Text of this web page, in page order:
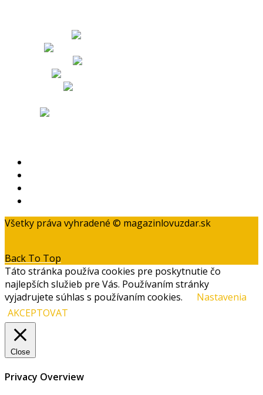
Všetky práva vyhradené © magazinlovuzdar.sk
Back To Top
Táto stránka používa cookies pre poskytnutie čo
najlepších služieb pre Vás. Používaním stránky
vyjadrujete súhlas s používaním cookies.
Nastavenia
AKCEPTOVAT
Close
Privacy Overview